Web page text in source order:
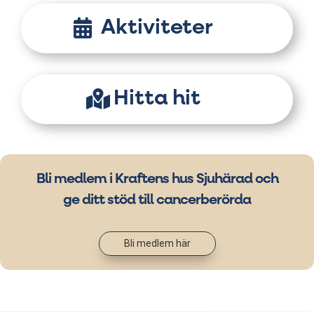
Aktiviteter
Hitta hit
Bli medlem i Kraftens hus Sjuhärad och
ge ditt stöd till cancerberörda
Bli medlem här